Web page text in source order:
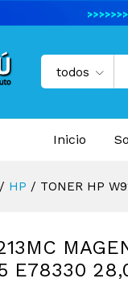
todos
Inicio
/ HP / TONER HP
E78330
producto